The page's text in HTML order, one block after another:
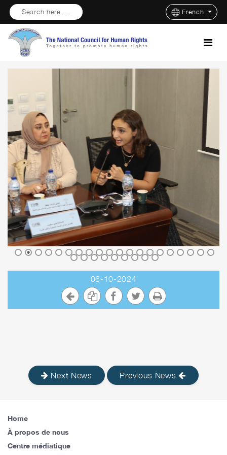
Search here ... French
06-10-2024
Next News Previous News
Home
À propos de nous
Centre médiatique